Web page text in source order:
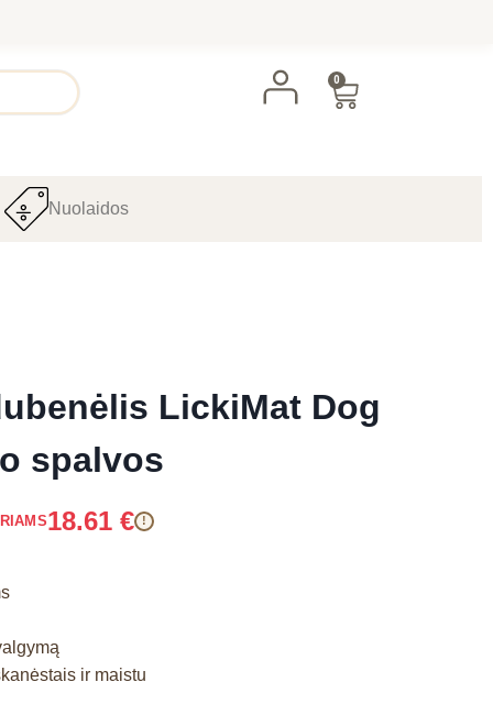
0
Nuolaidos
LickiMat Dog
spalvos
18.61 € !
ir maistu